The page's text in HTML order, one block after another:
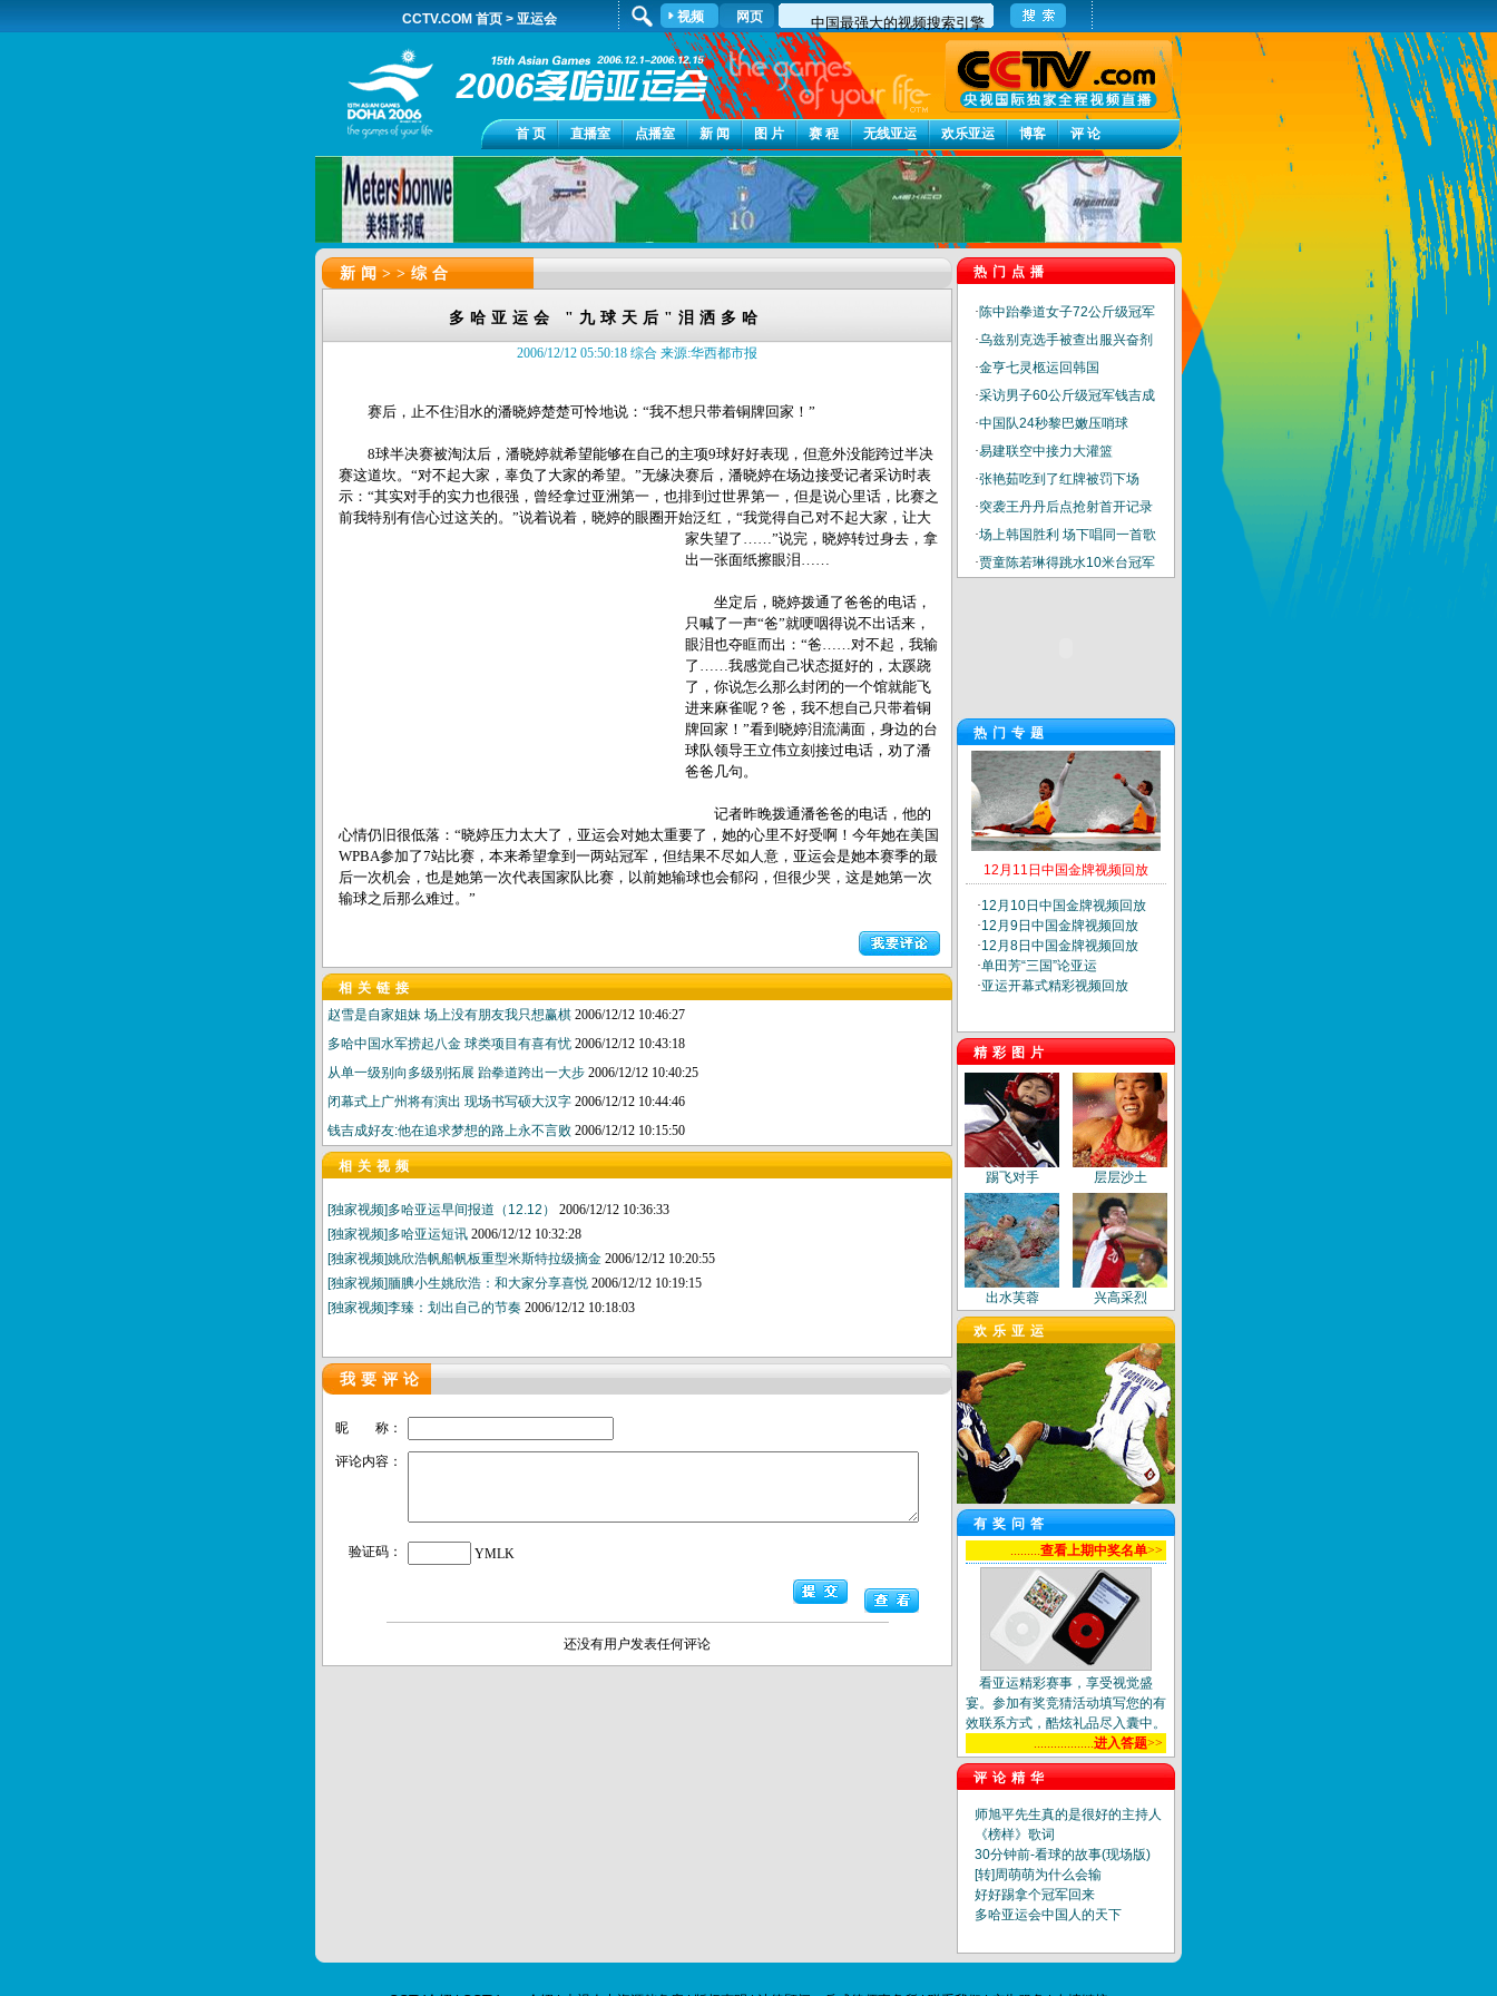
CCTV.COM 首页 > 亚运会 视频 网页
首 页 直播室 点播室 新 闻 图 片 赛 程 无线亚运 欢乐亚运 博客 评 论
新闻>>综合
多哈亚运会 "九球天后"泪洒多哈
2006/12/12 05:50:18 综合 来源:华西都市报
赛后，止不住泪水的潘晓婷楚楚可怜地说：“我不想只带着铜牌回家！”
8球半决赛被淘汰后，潘晓婷就希望能够在自己的主项9球好好表现，但意外没能跨过半决
赛这道坎。“对不起大家，辜负了大家的希望。”无缘决赛后，潘晓婷在场边接受记者采访时表
示：“其实对手的实力也很强，曾经拿过亚洲第一，也排到过世界第一，但是说心里话，比赛之
前我特别有信心过这关的。”说着说着，晓婷的眼圈开始泛红，“我觉得自己对不起大家，让大
家失望了……”说完，晓婷转过身去，拿
出一张面纸擦眼泪……
坐定后，晓婷拨通了爸爸的电话，
只喊了一声“爸”就哽咽得说不出话来，
眼泪也夺眶而出：“爸……对不起，我输
了……我感觉自己状态挺好的，太蹊跷
了，你说怎么那么封闭的一个馆就能飞
进来麻雀呢？爸，我不想自己只带着铜
牌回家！”看到晓婷泪流满面，身边的台
球队领导王立伟立刻接过电话，劝了潘
爸爸几句。
记者昨晚拨通潘爸爸的电话，他的
心情仍旧很低落：“晓婷压力太大了，亚运会对她太重要了，她的心里不好受啊！今年她在美国
WPBA参加了7站比赛，本来希望拿到一两站冠军，但结果不尽如人意，亚运会是她本赛季的最
后一次机会，也是她第一次代表国家队比赛，以前她输球也会郁闷，但很少哭，这是她第一次
输球之后那么难过。”
相关链接
赵雪是自家姐妹 场上没有朋友我只想赢棋 2006/12/12 10:46:27
多哈中国水军捞起八金 球类项目有喜有忧 2006/12/12 10:43:18
从单一级别向多级别拓展 跆拳道跨出一大步 2006/12/12 10:40:25
闭幕式上广州将有演出 现场书写硕大汉字 2006/12/12 10:44:46
钱吉成好友:他在追求梦想的路上永不言败 2006/12/12 10:15:50
相关视频
[独家视频]多哈亚运早间报道（12.12） 2006/12/12 10:36:33
[独家视频]多哈亚运短讯 2006/12/12 10:32:28
[独家视频]姚欣浩帆船帆板重型米斯特拉级摘金 2006/12/12 10:20:55
[独家视频]腼腆小生姚欣浩：和大家分享喜悦 2006/12/12 10:19:15
[独家视频]李臻：划出自己的节奏 2006/12/12 10:18:03
我要评论
昵 称：
评论内容：
验证码： YMLK
还没有用户发表任何评论
热门点播
·陈中跆拳道女子72公斤级冠军
·乌兹别克选手被查出服兴奋剂
·金亨七灵柩运回韩国
·采访男子60公斤级冠军钱吉成
·中国队24秒黎巴嫩压哨球
·易建联空中接力大灌篮
·张艳茹吃到了红牌被罚下场
·突袭王丹丹后点抢射首开记录
·场上韩国胜利 场下唱同一首歌
·贾童陈若琳得跳水10米台冠军
热门专题
12月11日中国金牌视频回放
·12月10日中国金牌视频回放
·12月9日中国金牌视频回放
·12月8日中国金牌视频回放
·单田芳“三国”论亚运
·亚运开幕式精彩视频回放
精彩图片
踢飞对手 层层沙土
出水芙蓉 兴高采烈
飞身扑救 艺术之美
欢乐亚运
有奖问答
.........查看上期中奖名单>>
看亚运精彩赛事，享受视觉盛
宴。参加有奖竞猜活动填写您的有
效联系方式，酷炫礼品尽入囊中。
..................进入答题>>
评论精华
师旭平先生真的是很好的主持人
《榜样》歌词
30分钟前-看球的故事(现场版)
[转]周萌萌为什么会输
好好踢拿个冠军回来
多哈亚运会中国人的天下